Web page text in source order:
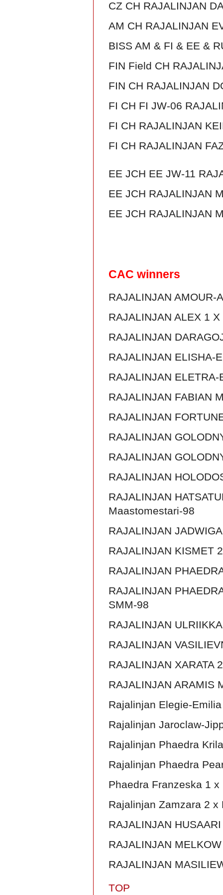
CZ CH RAJALINJAN
AM CH RAJALINJAN
BISS AM & FI & EE &
FIN Field CH
FIN CH RAJALINJAN
FI CH FI JW-06
FI CH RAJALINJAN
FI CH RAJALINJAN
EE JCH EE JW-11
EE JCH RAJALINJAN
EE JCH RAJALINJAN
CAC winners
RAJALINJAN AMOUR-
RAJALINJAN ALEX 1 X
RAJALINJAN
RAJALINJAN ELISHA-
RAJALINJAN
RAJALINJAN FABIAN
RAJALINJAN
RAJALINJAN
RAJALINJAN
RAJALINJAN
RAJALINJAN
Maastomestari-98
RAJALINJAN
RAJALINJAN KISMET
RAJALINJAN
RAJALINJAN
SMM-98
RAJALINJAN
RAJALINJAN
RAJALINJAN XARATA
RAJALINJAN ARAMIS
Rajalinjan Elegie-
Rajalinjan Jaroclaw-
Rajalinjan Phaedra
Rajalinjan Phaedra
Phaedra Franzeska 1 x
Rajalinjan Zamzara 2 x
RAJALINJAN
RAJALINJAN
RAJALINJAN
TOP